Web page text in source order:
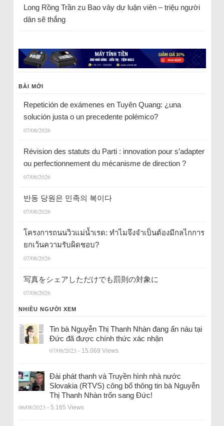
Long Rồng Trầnzu Bao vây dư luận viên – triệu người
dân sẽ thắng
BÀI MỚI
Repetición de exámenes en Tuyên Quang: ¿una
solución justa o un precedente polémico?
07/08/2026
Révision des statuts du Parti : innovation pour s’adapter
ou perfectionnement du mécanisme de direction ?
07/08/2026
반동 당원은 민족의 복이다
07/08/2026
โครงการถนนวิวแม่น้ำเรด: ทำไมจึงจำเป็นต้องมีกลไกการ
ยกเว้นความรับผิดชอบ?
07/08/2026
写真をシェアしただけでも罰則の対象に
07/08/2026
NHIỀU NGƯỜI XEM
Tin bà Nguyễn Thị Thanh Nhàn đang ẩn náu tại
Đức đã được chính thức xác nhận
07/08/2023 - 15.069 Views
Đài phát thanh và Truyền hình nhà nước
Slovakia (RTVS) công bố thông tin bà Nguyễn
Thị Thanh Nhàn trốn sang Đức!
06/08/2023 - 5.165 Views